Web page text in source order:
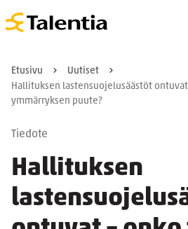
Etusivu
Uutiset
Hallituksen lastensuojelusäästöt
ymmärryksen puute?
Tiedote
Hallituksen